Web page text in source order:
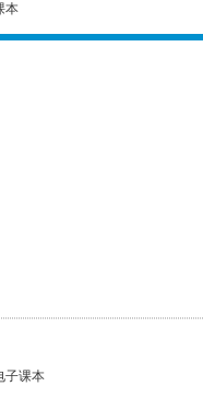
本
子课本